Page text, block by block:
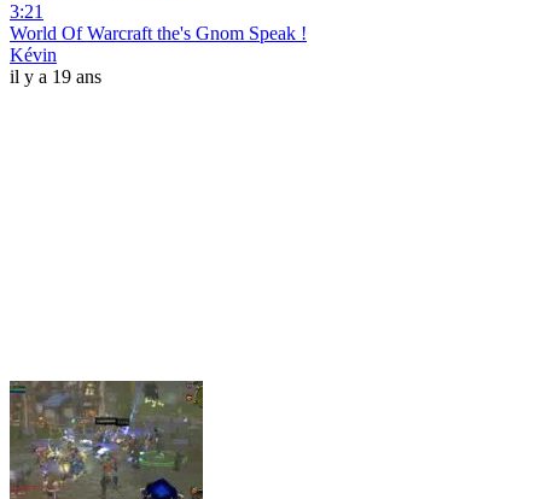
3:21
World Of Warcraft the's Gnom Speak !
Kévin
il y a 19 ans